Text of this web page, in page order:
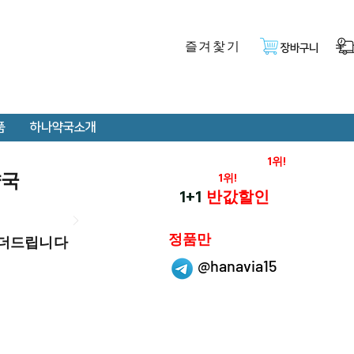
즐겨찿기 장바구니
하나약국소개
드립니다
@hanavia15
1위!
1위!
1+1 반값할인
정품만